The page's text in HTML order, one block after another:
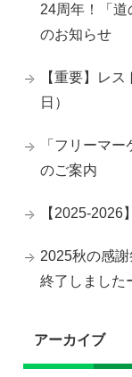
24周年！「道
のお知らせ
【重要】レ
日）
「フリーマ
のご案内
【2025-2026
2025秋の感
終了しました
アーカイブ